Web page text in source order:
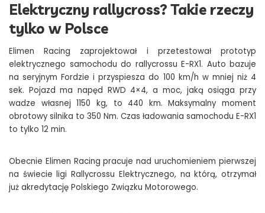
Elektryczny rallycross? Takie rzeczy
tylko w Polsce
Elimen Racing zaprojektował i przetestował prototyp
elektrycznego samochodu do rallycrossu E-RX1. Auto bazuje
na seryjnym Fordzie i przyspiesza do 100 km/h w mniej niż 4
sek. Pojazd ma napęd RWD 4×4, a moc, jaką osiąga przy
wadze własnej 1150 kg, to 440 km. Maksymalny moment
obrotowy silnika to 350 Nm. Czas ładowania samochodu E-RX1
to tylko 12 min.
Obecnie Elimen Racing pracuje nad uruchomieniem pierwszej
na świecie ligi Rallycrossu Elektrycznego, na którą, otrzymał
już akredytację Polskiego Związku Motorowego.